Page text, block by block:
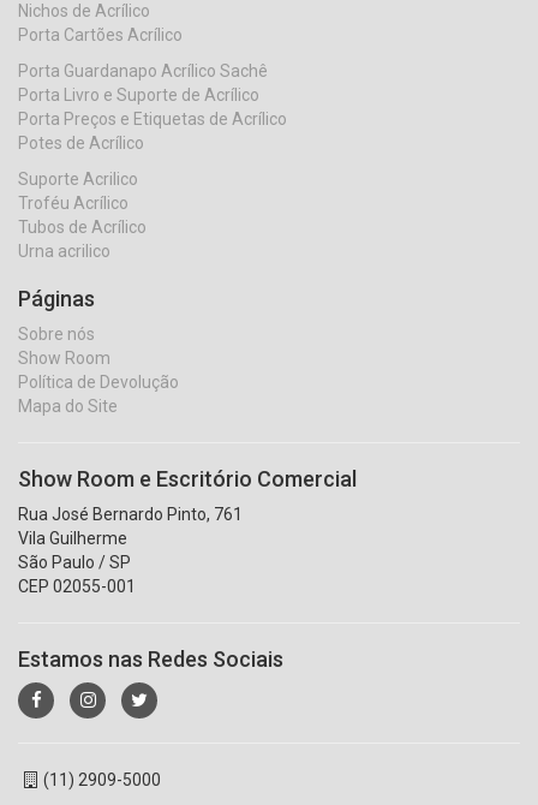
Nichos de Acrílico
Porta Cartões Acrílico
Porta Guardanapo Acrílico Sachê
Porta Livro e Suporte de Acrílico
Porta Preços e Etiquetas de Acrílico
Potes de Acrílico
Suporte Acrilico
Troféu Acrílico
Tubos de Acrílico
Urna acrilico
Páginas
Sobre nós
Show Room
Política de Devolução
Mapa do Site
Show Room e Escritório Comercial
Rua José Bernardo Pinto, 761
Vila Guilherme
São Paulo / SP
CEP 02055-001
Estamos nas Redes Sociais
(11) 2909-5000